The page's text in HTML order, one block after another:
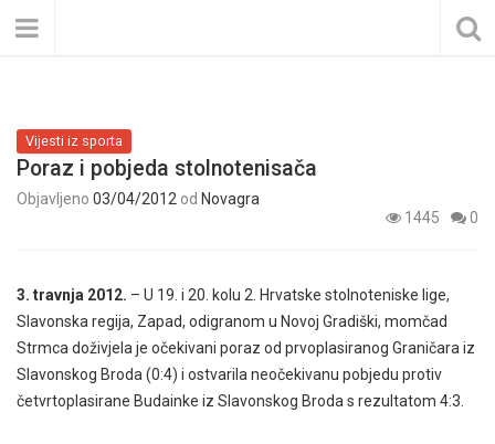
Vijesti iz sporta
Poraz i pobjeda stolnotenisača
Objavljeno 03/04/2012 od Novagra
1445
0
3. travnja 2012. – U 19. i 20. kolu 2. Hrvatske stolnoteniske lige,
Slavonska regija, Zapad, odigranom u Novoj Gradiški, momčad
Strmca doživjela je očekivani poraz od prvoplasiranog Graničara iz
Slavonskog Broda (0:4) i ostvarila neočekivanu pobjedu protiv
četvrtoplasirane Budainke iz Slavonskog Broda s rezultatom 4:3.